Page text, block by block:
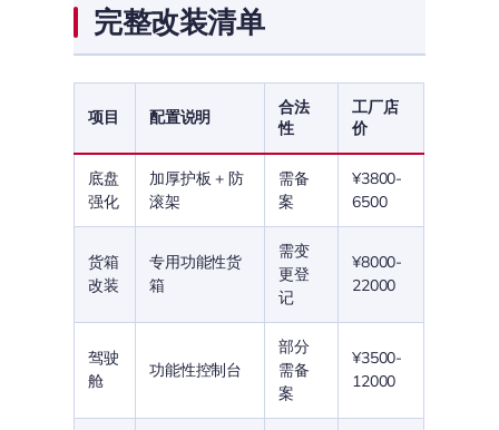
完整改装清单
项目 配置说明
合法
性
工厂店
价
底盘
强化
加厚护板 + 防
滚架
需备
案
¥3800-
6500
货箱
改装
专用功能性货
箱
需变
更登
记
¥8000-
22000
驾驶
舱
功能性控制台
部分
需备
案
¥3500-
12000